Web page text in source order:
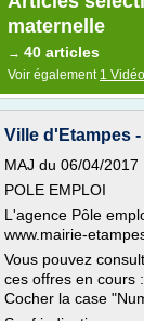
maternelle
→ 40 articles
Voir également 1
Ville d'Etampes
MAJ du 06/04/2017
POLE EMPLOI
L'agence Pôle
www.mairie-
Vous pouvez
ces offres en cours
Cocher la case